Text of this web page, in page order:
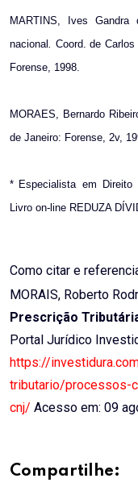
MARTINS, Ives Gandra
nacional. Coord. de
Forense, 1998.
MORAES, Bernardo
de Janeiro: Forense, 2v,
* Especialista em Direito
Livro on-line REDUZA
Como citar e
MORAIS, Roberto
Prescrição
Portal Jurídico
https://
tributario/processos-
cnj/ Acesso em: 09
Compartilhe: